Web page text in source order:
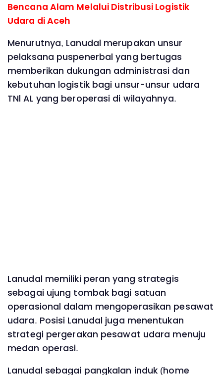
Bencana Alam Melalui Distribusi Logistik
Udara di Aceh
Menurutnya, Lanudal merupakan unsur
pelaksana puspenerbal yang bertugas
memberikan dukungan administrasi dan
kebutuhan logistik bagi unsur-unsur udara
TNl AL yang beroperasi di wilayahnya.
Lanudal memiliki peran yang strategis
sebagai ujung tombak bagi satuan
operasional dalam mengoperasikan pesawat
udara. Posisi Lanudal juga menentukan
strategi pergerakan pesawat udara menuju
medan operasi.
Lanudal sebagai pangkalan induk (home